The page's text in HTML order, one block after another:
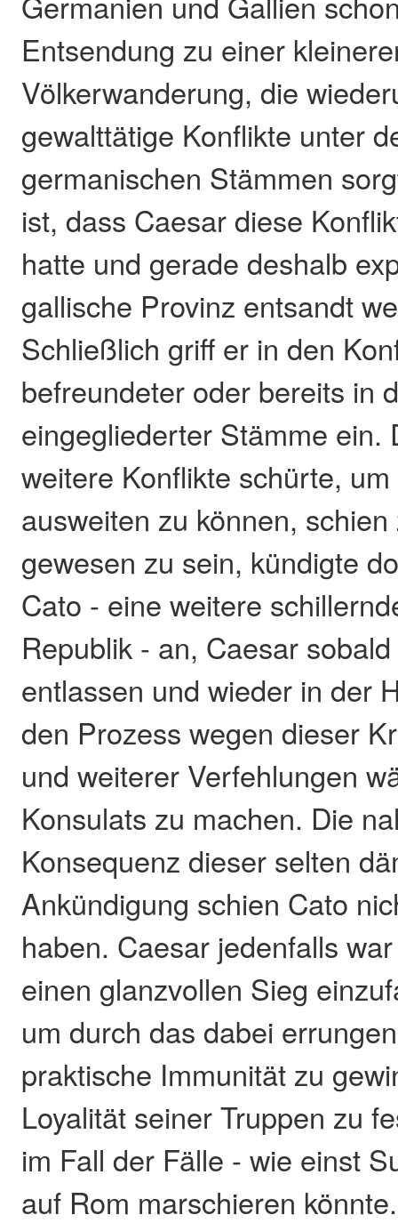
Entsendung zu einer
Völkerwanderung, die
gewalttätige Konflikte unter
germanischen Stämmen
ist, dass Caesar diese
hatte und gerade deshalb
gallische Provinz entsandt
Schließlich griff er in den
befreundeter oder bereits in
eingegliederter Stämme ein.
weitere Konflikte schürte,
ausweiten zu können,
gewesen zu sein, kündigte
Cato - eine weitere
Republik - an, Caesar
entlassen und wieder in der
den Prozess wegen dieser
und weiterer Verfehlungen
Konsulats zu machen. Die
Konsequenz dieser selten
Ankündigung schien Cato
haben. Caesar jedenfalls
einen glanzvollen Sieg
um durch das dabei
praktische Immunität zu
Loyalität seiner Truppen zu
im Fall der Fälle - wie einst
auf Rom marschieren könnte.